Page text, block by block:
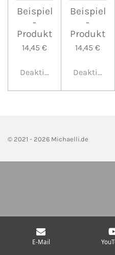
Beispiel
-
Produkt
14,45 €
Deaktiviert
Beispiel
-
Produkt
14,45 €
Deaktiviert
© 2021 - 2026 Michaelli.de
E-Mail